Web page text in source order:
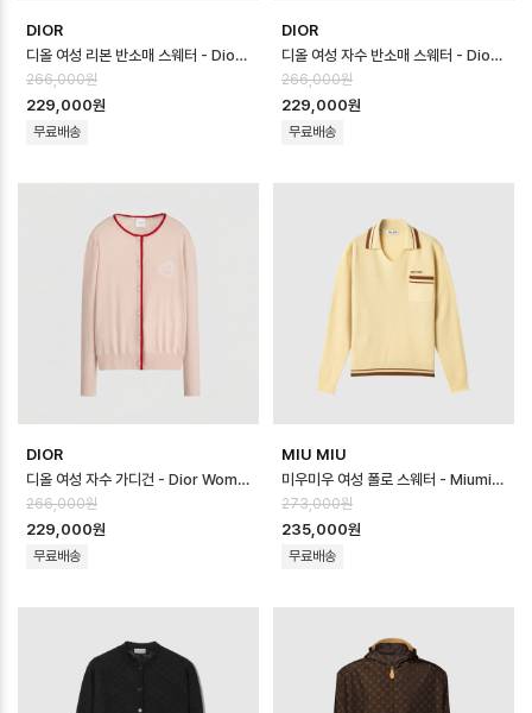
DIOR
디올 여성 리본 반소매 스웨터 - Dior Womens Ribbon Sweater - di…
266,000원
229,000원
무료배송
DIOR
디올 여성 자수 반소매 스웨터 - Dior Womens Embroidered Sweater…
266,000원
229,000원
무료배송
DIOR
디올 여성 자수 가디건 - Dior Womens Embroidered Cardigan - …
266,000원
229,000원
무료배송
MIU MIU
미우미우 여성 폴로 스웨터 - Miumiu Womens Polo Sweater - mic1…
273,000원
235,000원
무료배송